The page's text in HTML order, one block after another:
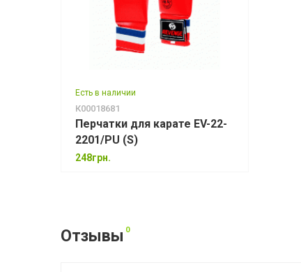
Есть в наличии
К00018681
Перчатки для карате EV-22-
2201/PU (S)
248грн.
Отзывы 0